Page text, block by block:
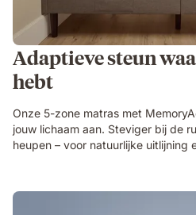
Adaptieve steun
hebt
Onze 5-zone matras met
jouw lichaam aan. Steviger bij de
heupen – voor natuurlijke uitlijning